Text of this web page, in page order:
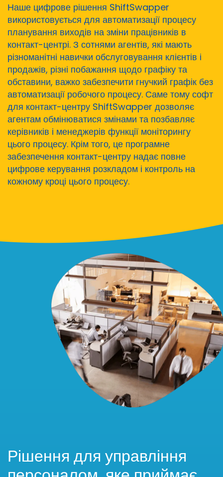
Наше цифрове рішення ShiftSwapper
використовується для автоматизації процесу
планування виходів на зміни працівників в
контакт-центрі. З сотнями агентів, які мають
різноманітні навички обслуговування клієнтів і
продажів, різні побажання щодо графіку та
обставини, важко забезпечити гнучкий графік без
автоматизації робочого процесу. Саме тому софт
для контакт-центру ShiftSwapper дозволяє
агентам обмінюватися змінами та позбавляє
керівників і менеджерів функції моніторингу
цього процесу. Крім того, це програмне
забезпечення контакт-центру надає повне
цифрове керування розкладом і контроль на
кожному кроці цього процесу.
Рішення для управління